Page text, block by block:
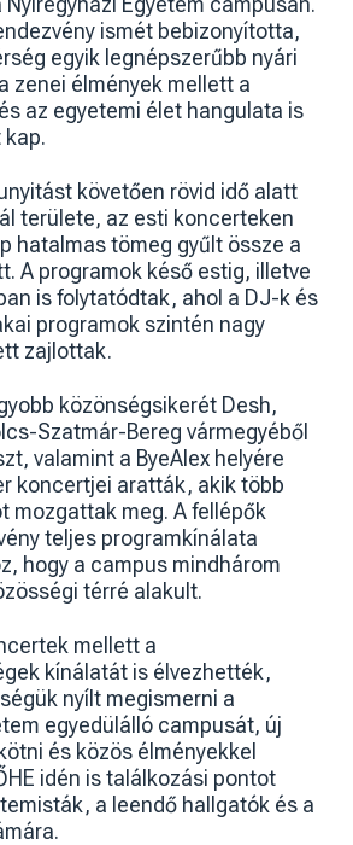
ismét bebizonyította,
egyik legnépszerűbb nyári
zenei élmények mellett a
az egyetemi élet hangulata is
követően rövid idő alatt
területe, az esti koncerteken
hatalmas tömeg gyűlt össze a
A programok késő estig, illetve
is folytatódtak, ahol a DJ-k és
programok szintén nagy
zajlottak.
közönségsikerét Desh,
Szatmár-Bereg vármegyéből
valamint a ByeAlex helyére
koncertjei aratták, akik több
mozgattak meg. A fellépők
teljes programkínálata
hogy a campus mindhárom
térré alakult.
mellett a
kínálatát is élvezhették,
nyílt megismerni a
egyedülálló campusát, új
és közös élményekkel
idén is találkozási pontot
a leendő hallgatók és a